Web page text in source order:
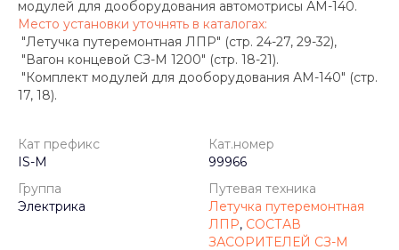
модулей для дооборудования автомотрисы АМ-140.
Место установки уточнять в каталогах:
"Летучка путеремонтная ЛПР" (стр. 24-27, 29-32),
"Вагон концевой СЗ-М 1200" (стр. 18-21).
"Комплект модулей для дооборудования АМ-140" (стр.
17, 18).
Кат префикс
IS-M
Кат.номер
99966
Группа
Электрика
Путевая техника
Летучка путеремонтная
ЛПР, СОСТАВ
ЗАСОРИТЕЛЕЙ СЗ-М